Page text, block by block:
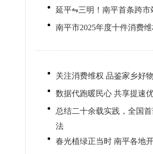
延平⇋三明！南平首条跨市
南平市2025年度十件消费
关注消费维权 品鉴家乡好
数据代跑暖民心 共享提速
总结二十余载实践，全国
法
春光植绿正当时 南平各地